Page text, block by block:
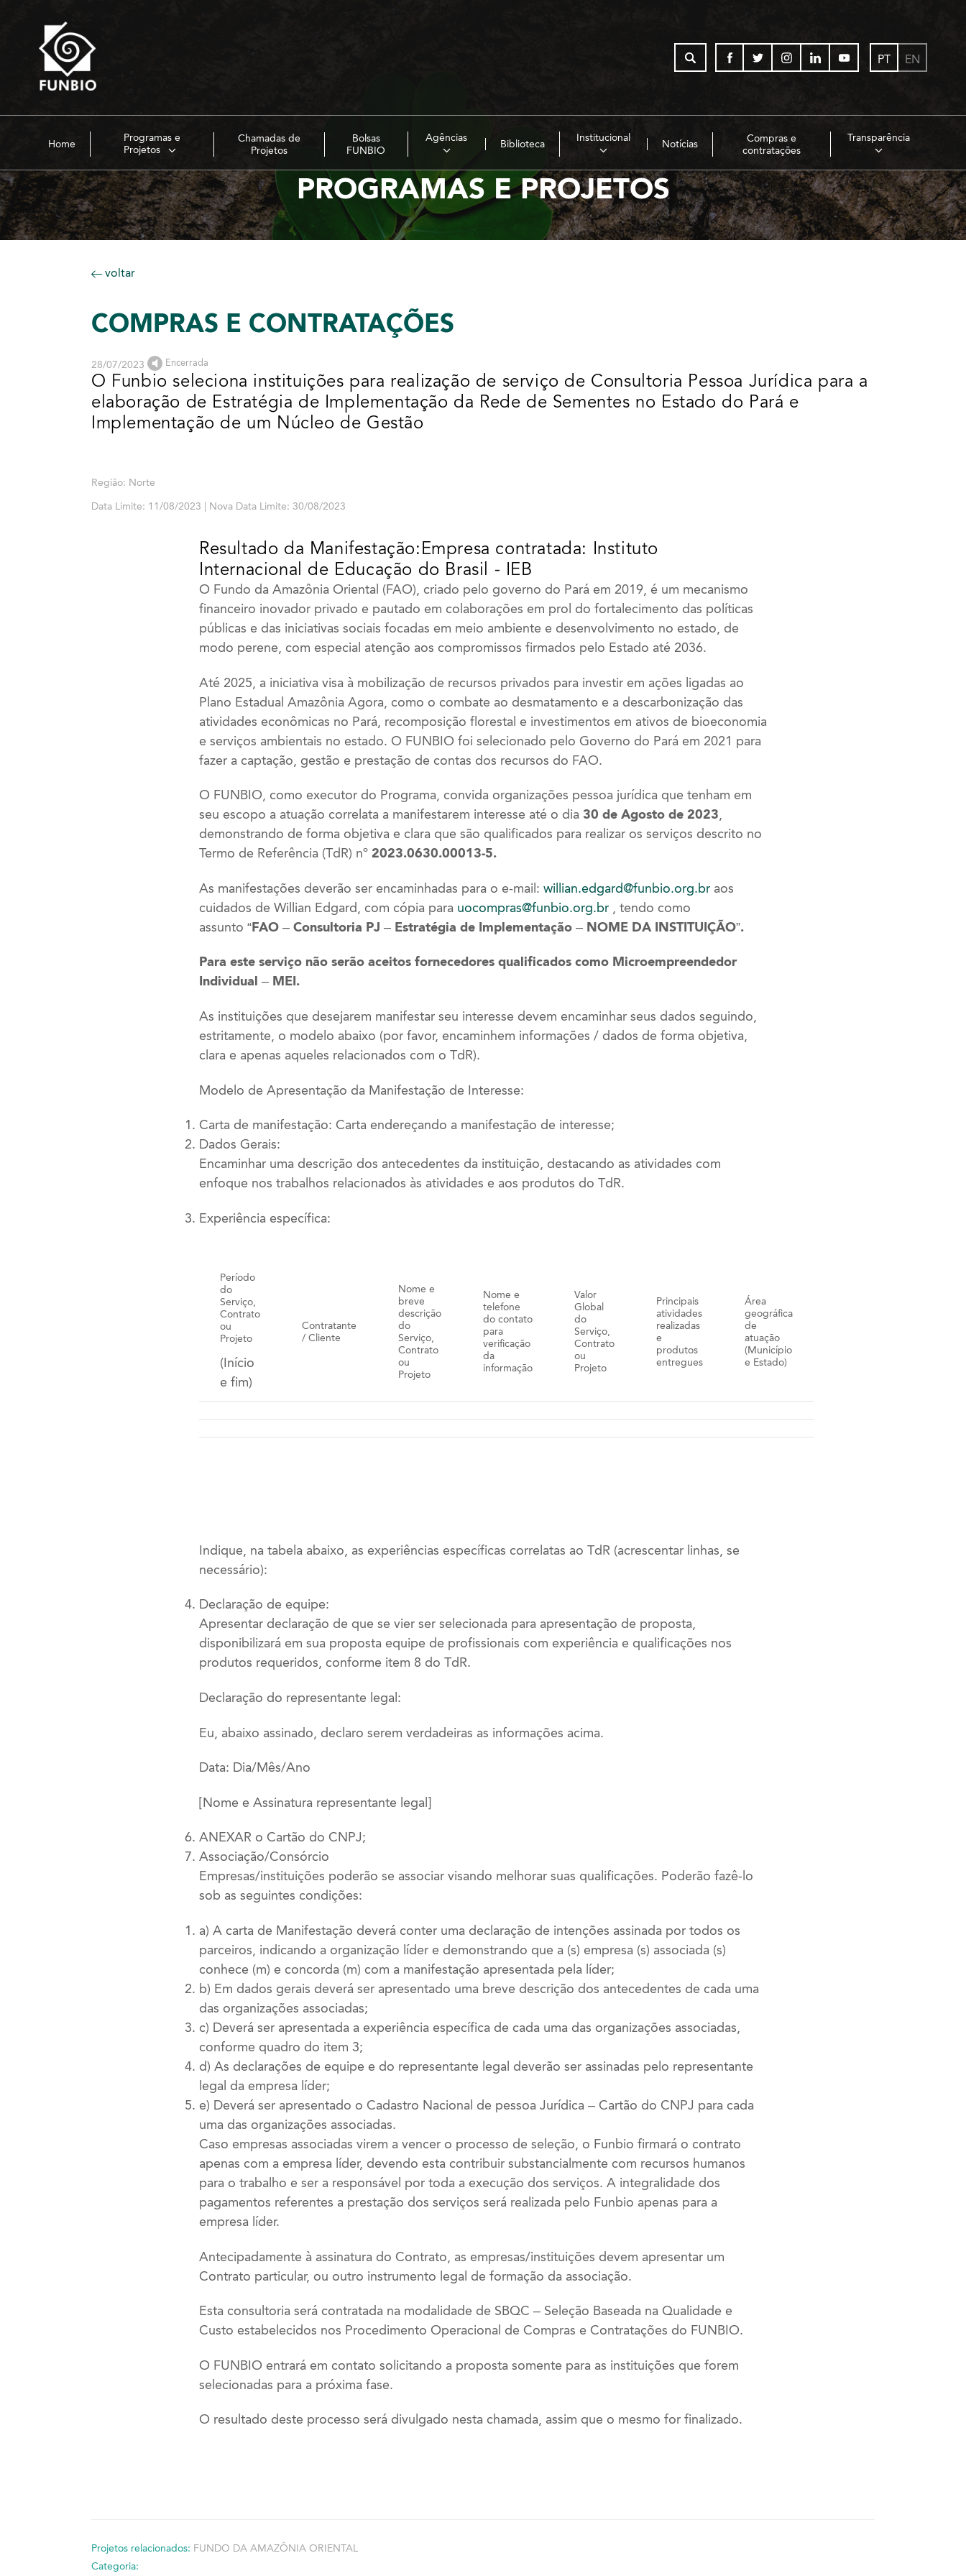
PT EN
Home
Programas e
Projetos
Chamadas de
Projetos
Bolsas
FUNBIO
Agências
Biblioteca
Institucional
Notícias
Compras e
contratações
Transparência
PROGRAMAS E PROJETOS
voltar
COMPRAS E CONTRATAÇÕES
28/07/2023 Encerrada
O Funbio seleciona instituições para realização de serviço de Consultoria Pessoa Jurídica para a
elaboração de Estratégia de Implementação da Rede de Sementes no Estado do Pará e
Implementação de um Núcleo de Gestão
Região: Norte
Data Limite: 11/08/2023 | Nova Data Limite: 30/08/2023
Resultado da Manifestação:Empresa contratada: Instituto
Internacional de Educação do Brasil - IEB
O Fundo da Amazônia Oriental (FAO), criado pelo governo do Pará em 2019, é um mecanismo
financeiro inovador privado e pautado em colaborações em prol do fortalecimento das políticas
públicas e das iniciativas sociais focadas em meio ambiente e desenvolvimento no estado, de
modo perene, com especial atenção aos compromissos firmados pelo Estado até 2036.
Até 2025, a iniciativa visa à mobilização de recursos privados para investir em ações ligadas ao
Plano Estadual Amazônia Agora, como o combate ao desmatamento e a descarbonização das
atividades econômicas no Pará, recomposição florestal e investimentos em ativos de bioeconomia
e serviços ambientais no estado. O FUNBIO foi selecionado pelo Governo do Pará em 2021 para
fazer a captação, gestão e prestação de contas dos recursos do FAO.
O FUNBIO, como executor do Programa, convida organizações pessoa jurídica que tenham em
seu escopo a atuação correlata a manifestarem interesse até o dia 30 de Agosto de 2023,
demonstrando de forma objetiva e clara que são qualificados para realizar os serviços descrito no
Termo de Referência (TdR) nº 2023.0630.00013-5.
As manifestações deverão ser encaminhadas para o e-mail: willian.edgard@funbio.org.br aos
cuidados de Willian Edgard, com cópia para uocompras@funbio.org.br , tendo como
assunto “FAO – Consultoria PJ – Estratégia de Implementação – NOME DA INSTITUIÇÃO”.
Para este serviço não serão aceitos fornecedores qualificados como Microempreendedor
Individual – MEI.
As instituições que desejarem manifestar seu interesse devem encaminhar seus dados seguindo,
estritamente, o modelo abaixo (por favor, encaminhem informações / dados de forma objetiva,
clara e apenas aqueles relacionados com o TdR).
Modelo de Apresentação da Manifestação de Interesse:
Carta de manifestação: Carta endereçando a manifestação de interesse;
Dados Gerais:
Encaminhar uma descrição dos antecedentes da instituição, destacando as atividades com
enfoque nos trabalhos relacionados às atividades e aos produtos do TdR.
Experiência específica:
Período
do
Serviço,
Contrato
ou
Projeto
(Início
e fim)
Contratante
/ Cliente
Nome e
breve
descrição
do
Serviço,
Contrato
ou
Projeto
Nome e
telefone
do contato
para
verificação
da
informação
Valor
Global
do
Serviço,
Contrato
ou
Projeto
Principais
atividades
realizadas
e
produtos
entregues
Área
geográfica
de
atuação
(Município
e Estado)
Indique, na tabela abaixo, as experiências específicas correlatas ao TdR (acrescentar linhas, se
necessário):
Declaração de equipe:
Apresentar declaração de que se vier ser selecionada para apresentação de proposta,
disponibilizará em sua proposta equipe de profissionais com experiência e qualificações nos
produtos requeridos, conforme item 8 do TdR.
Declaração do representante legal:
Eu, abaixo assinado, declaro serem verdadeiras as informações acima.
Data: Dia/Mês/Ano
[Nome e Assinatura representante legal]
ANEXAR o Cartão do CNPJ;
Associação/Consórcio
Empresas/instituições poderão se associar visando melhorar suas qualificações. Poderão fazê-lo
sob as seguintes condições:
a) A carta de Manifestação deverá conter uma declaração de intenções assinada por todos os
parceiros, indicando a organização líder e demonstrando que a (s) empresa (s) associada (s)
conhece (m) e concorda (m) com a manifestação apresentada pela líder;
b) Em dados gerais deverá ser apresentado uma breve descrição dos antecedentes de cada uma
das organizações associadas;
c) Deverá ser apresentada a experiência específica de cada uma das organizações associadas,
conforme quadro do item 3;
d) As declarações de equipe e do representante legal deverão ser assinadas pelo representante
legal da empresa líder;
e) Deverá ser apresentado o Cadastro Nacional de pessoa Jurídica – Cartão do CNPJ para cada
uma das organizações associadas.
Caso empresas associadas virem a vencer o processo de seleção, o Funbio firmará o contrato
apenas com a empresa líder, devendo esta contribuir substancialmente com recursos humanos
para o trabalho e ser a responsável por toda a execução dos serviços. A integralidade dos
pagamentos referentes a prestação dos serviços será realizada pelo Funbio apenas para a
empresa líder.
Antecipadamente à assinatura do Contrato, as empresas/instituições devem apresentar um
Contrato particular, ou outro instrumento legal de formação da associação.
Esta consultoria será contratada na modalidade de SBQC – Seleção Baseada na Qualidade e
Custo estabelecidos nos Procedimento Operacional de Compras e Contratações do FUNBIO.
O FUNBIO entrará em contato solicitando a proposta somente para as instituições que forem
selecionadas para a próxima fase.
O resultado deste processo será divulgado nesta chamada, assim que o mesmo for finalizado.
Projetos relacionados: FUNDO DA AMAZÔNIA ORIENTAL
Categoria: